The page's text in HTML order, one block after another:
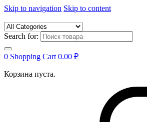
Skip to navigation Skip to content
Search for:
0 Shopping Cart 0.00 ₽
Корзина пуста.